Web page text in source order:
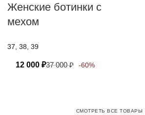
Женские ботинки с
мехом
37, 38, 39
12 000 ₽37 000₽ -60%
СМОТРЕТЬ ВСЕ ТОВАРЫ